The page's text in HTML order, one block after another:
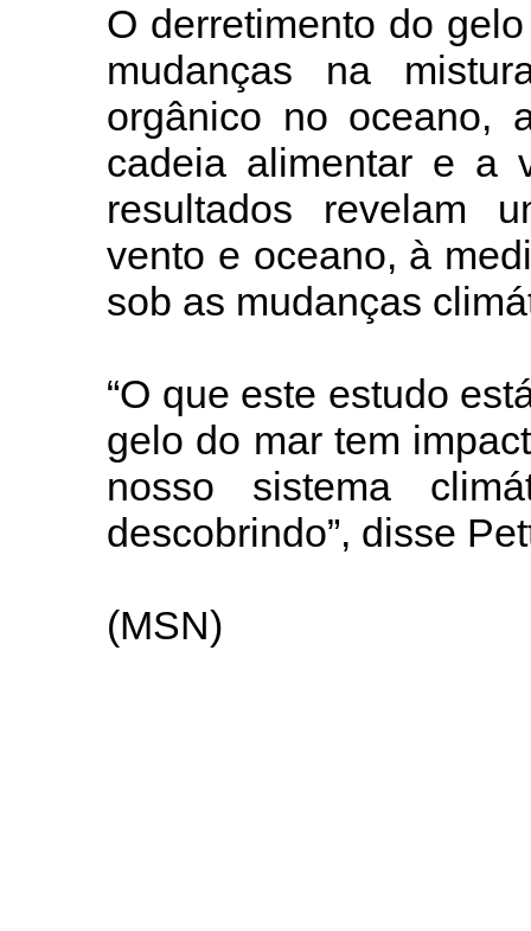
O derretimento do
mudanças na
orgânico no oceano,
cadeia alimentar e a
resultados revelam
vento e oceano, à
sob as mudanças
“O que este estudo
gelo do mar tem
nosso sistema
descobrindo”, disse
(MSN)